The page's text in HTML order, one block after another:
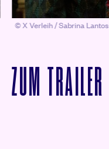
© X Verleih / Sabrina Lantos
ZUMTRAILER